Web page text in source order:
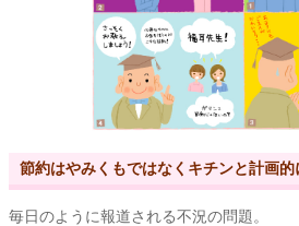
節約はやみくもではなくキチンと計画的
毎日のように報道される不況の問題。